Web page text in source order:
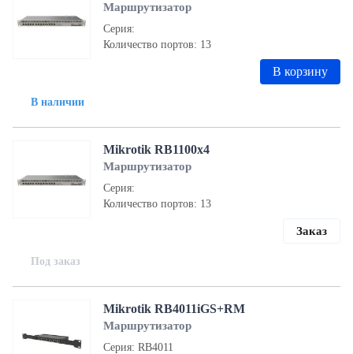
В наличии
Маршрутизатор
Серия:
Количество портов: 13
В корзину
Под заказ
Mikrotik RB1100x4
Маршрутизатор
Серия:
Количество портов: 13
Заказ
Mikrotik RB4011iGS+RM
Маршрутизатор
Серия: RB4011